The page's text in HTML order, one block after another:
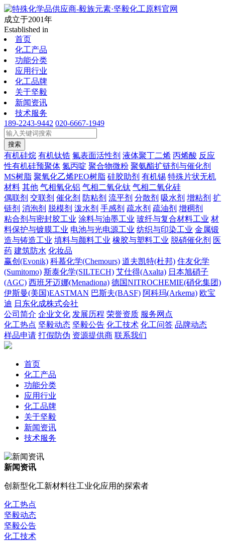
成立于2001年
Established in
首页
化工产品
功能分类
应用行业
化工品牌
关于坚毅
新闻资讯
技术服务
189-2243-9442 020-6667-1949
搜索
有机硅烷 有机钛锆 氟表面活性剂 液体聚丁二烯 丙烯酸 反应
性有机硅预聚体 氮丙啶 聚合物微粉 聚氨酯扩链剂与催化剂
MS树脂 聚氧化乙烯PEO树脂 硅胶助剂 有机锡 特殊片状无机
材料 其他 气相氧化铝 气相二氧化钛 气相二氧化硅
偶联剂 交联剂 催化剂 防粘剂 流平剂 分散剂 吸水剂 增粘剂 扩
链剂 消泡剂 脱模剂 泼水剂 手感剂 疏水剂 疏油剂 增稠剂
粘合剂与密封胶工业 涂料与油墨工业 玻纤与复合材料工业 材
料保护与镀膜工业 电池与光电源工业 纺织与印染工业 金属锻
造与铸造工业 填料与颜料工业 橡胶与塑料工业 脱硝催化剂 医
药 建筑防水 化妆品
赢创(Evonik) 科慕化学(Chemours) 道夫凯特(杜邦) 住友化学
(Sumitomo) 斯泰化学(SILTECH) 艾仕得(Axalta) 日本旭硝子
(AGC) 西班牙迈娜(Menadiona) 德国NITROCHEMIE(硝化集团)
伊斯曼(美国)EASTMAN 巴斯夫(BASF) 阿科玛(Arkema) 欧宝
迪 日东化成株式会社
公司简介 企业文化 发展历程 荣誉资质 服务网点
化工热点 坚毅动态 坚毅公告 化工技术 化工问答 品牌动态
样品申请 打假防伪 资源提供商 联系我们
首页
化工产品
功能分类
应用行业
化工品牌
关于坚毅
新闻资讯
技术服务
新闻资讯
创新型化工新材料往工业化应用的探索者
化工热点
坚毅动态
坚毅公告
化工技术